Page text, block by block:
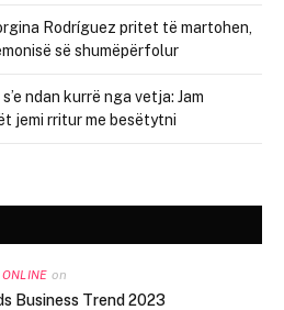
Rodríguez pritet të martohen,
së shumëpërfolur
ndan kurrë nga vetja: Jam
jemi rritur me besëtytni
on
Business Trend 2023